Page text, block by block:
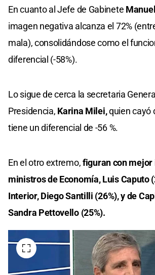
En cuanto al Jefe de Gabinete
imagen negativa alcanza el 72%
mala), consolidándose como el
diferencial (-58%).
Lo sigue de cerca la secretaria
Presidencia, Karina Milei,quien cayó
tiene un diferencial de -56 %.
En el otro extremo,figuran con mejor
ministros de Economía, Luis Caputo
Interior, Diego Santilli (26%), y de
Sandra Pettovello (25%).